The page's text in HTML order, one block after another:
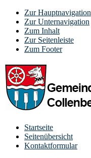
Zur Hauptnavigation
Zur Unternavigation
Zum Inhalt
Zur Seitenleiste
Zum Footer
Startseite
Seitenübersicht
Kontaktformular